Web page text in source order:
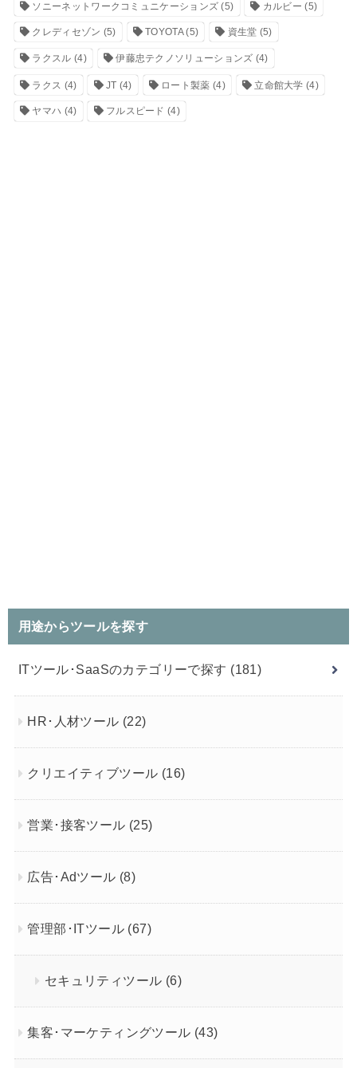
ソニーネットワークコミュニケーションズ (5) カルビー (5)
クレディセゾン (5) TOYOTA(5) 資生堂 (5)
ラクスル (4) 伊藤忠テクノソリューションズ (4)
ラクス (4) JT (4) ロート製薬 (4) 立命館大学 (4)
ヤマハ (4) フルスピード (4)
用途からツールを探す
ITツール･SaaSのカテゴリーで探す (181)
HR･人材ツール (22)
クリエイティブツール (16)
営業･接客ツール (25)
広告･Adツール (8)
管理部･ITツール (67)
セキュリティツール (6)
集客･マーケティングツール (43)